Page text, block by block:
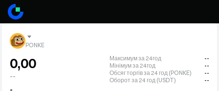
PONKE
0,00
--
Максимум за 24год
--
Мінімум за 24год
--
Обсяг торгів за 24 год (PONKE)
--
Оборот за 24 год (USDT)
--